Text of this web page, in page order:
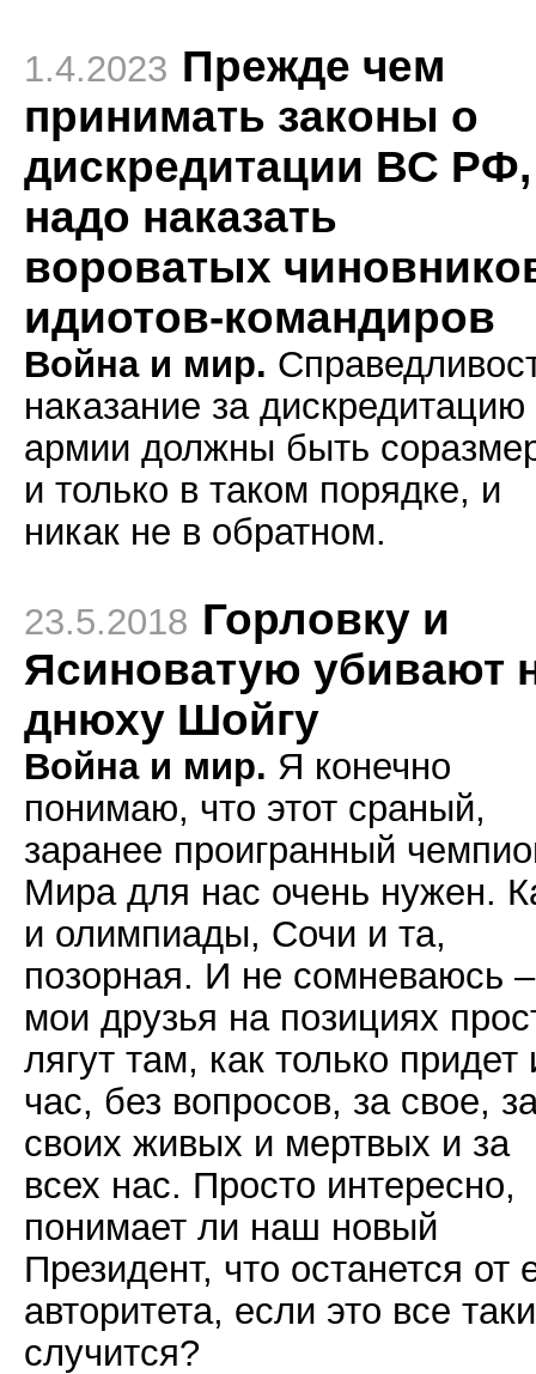
1.4.2023 Прежде чем
принимать законы о
дискредитации ВС РФ,
надо наказать
вороватых
идиотов-командиров
Война и мир.
наказание за дискредитацию
армии должны быть
и только в таком порядке, и
никак не в обратном.
23.5.2018 Горловку и
Ясиноватую убивают
днюху Шойгу
Война и мир. Я конечно
понимаю, что этот сраный,
заранее проигранный
Мира для нас очень нужен.
и олимпиады, Сочи и та,
позорная. И не сомневаюсь –
мои друзья на позициях
лягут там, как только придет
час, без вопросов, за свое,
своих живых и мертвых и за
всех нас. Просто интересно,
понимает ли наш новый
Президент, что останется от
авторитета, если это все таки
случится?